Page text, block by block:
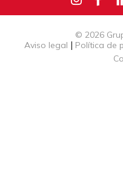
© 2026
Aviso legal | Política de